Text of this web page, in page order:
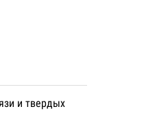
и твердых